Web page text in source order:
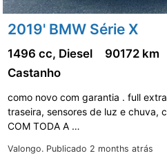
2019' BMW Série X
Valongo. Publicado 2 months atrás
1496 cc, Diesel 90172 km
Castanho
como novo com garantia . full
traseira, sensores de luz e chuva,
COM TODA A …